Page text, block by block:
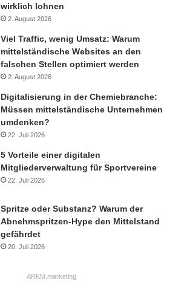
wirklich lohnen
2. August 2026
Viel Traffic, wenig Umsatz: Warum
mittelständische Websites an den
falschen Stellen optimiert werden
2. August 2026
Digitalisierung in der Chemiebranche:
Müssen mittelständische Unternehmen
umdenken?
22. Juli 2026
5 Vorteile einer digitalen
Mitgliederverwaltung für Sportvereine
22. Juli 2026
Spritze oder Substanz? Warum der
Abnehmspritzen-Hype den Mittelstand
gefährdet
20. Juli 2026
ARKM.marketing